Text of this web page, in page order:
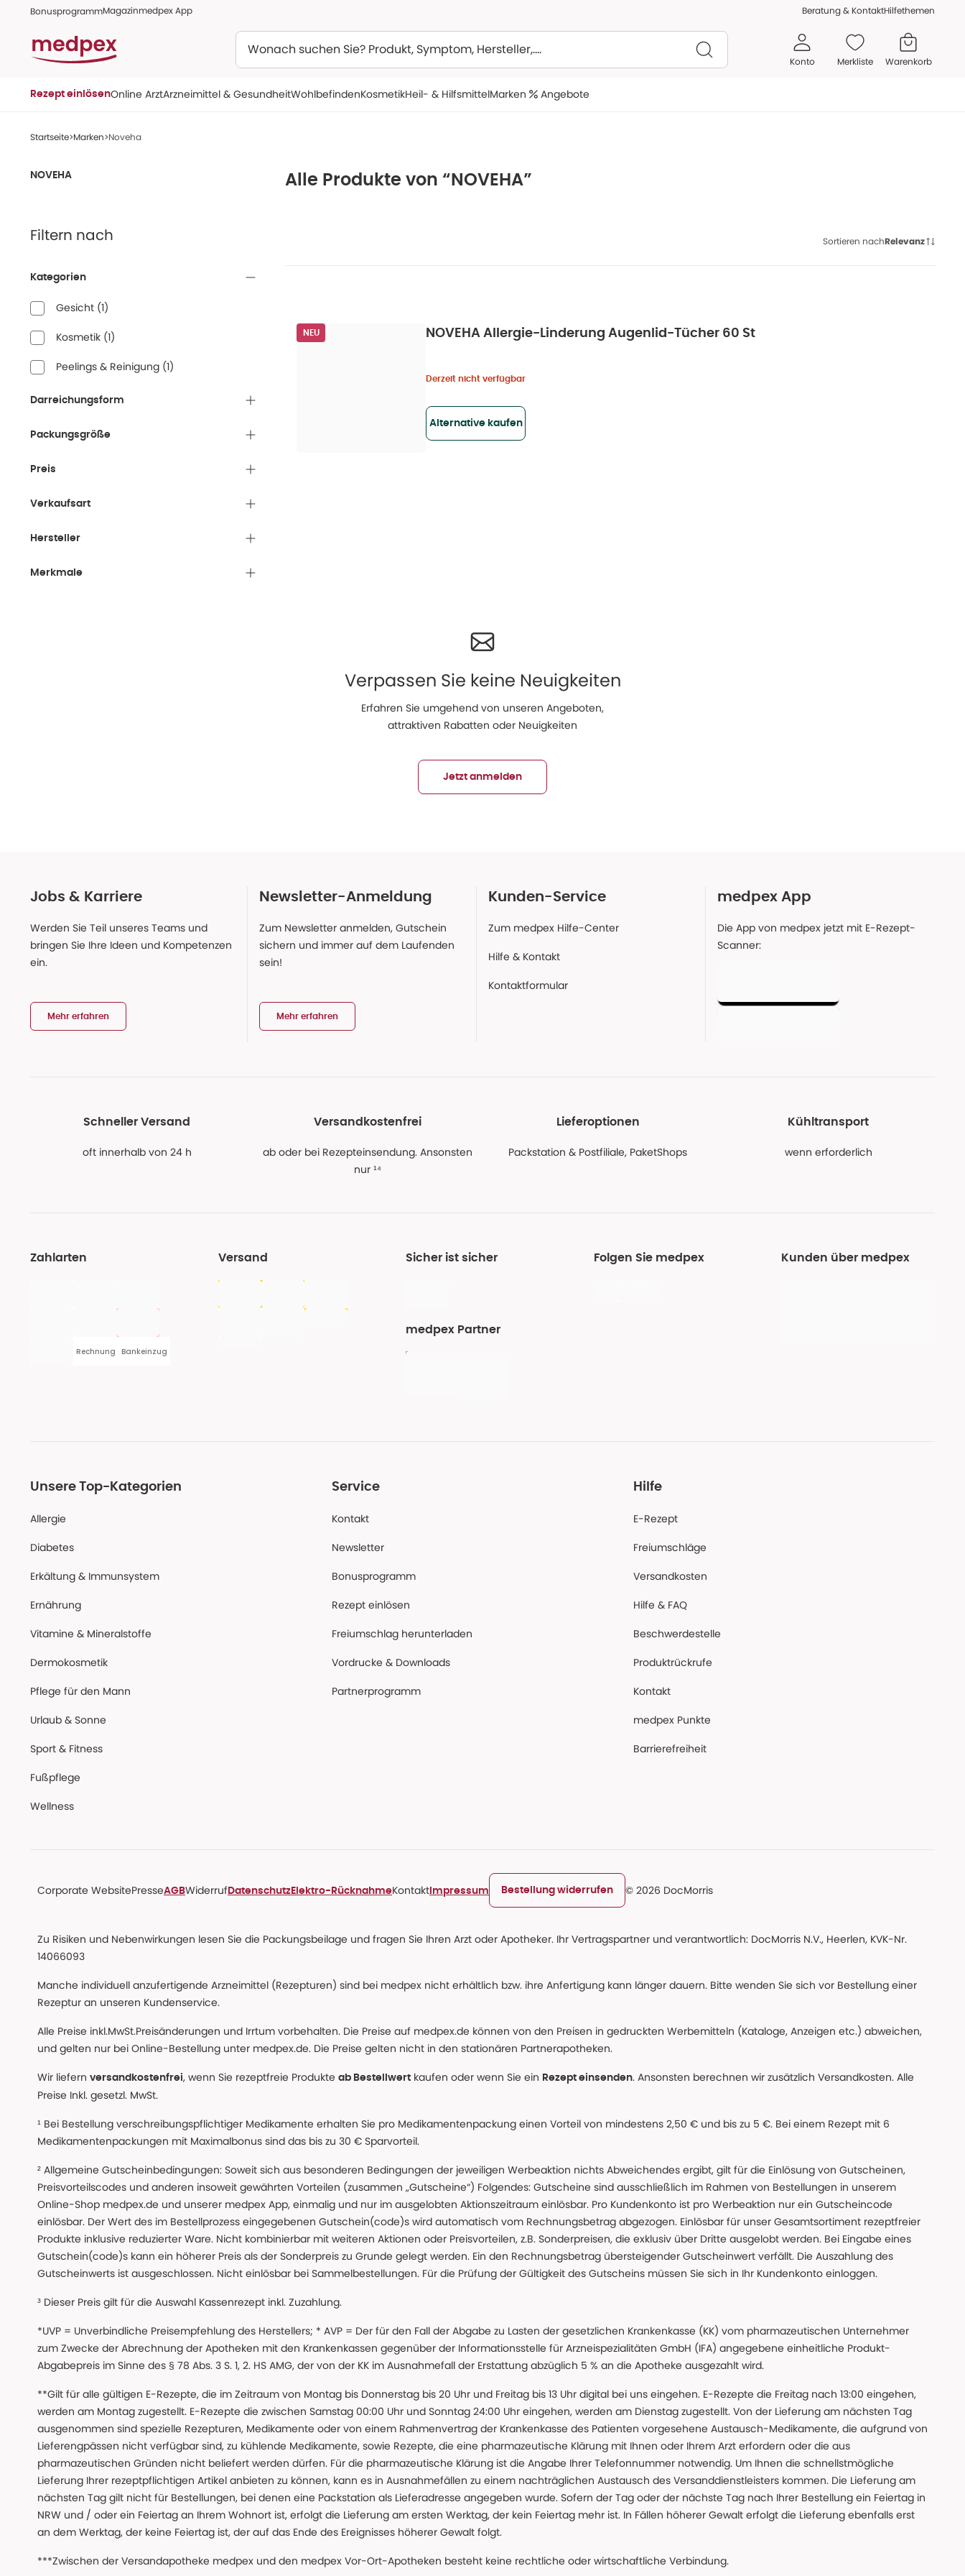
BonusprogrammMagazinmedpex App Beratung & KontaktHilfethemen
Konto Merkliste Warenkorb
Rezept einlösenOnline ArztArzneimittel & GesundheitWohlbefindenKosmetikHeil- & HilfsmittelMarken Angebote
Startseite Marken Noveha
Alle Produkte von “NOVEHA”
NOVEHA
Filtern nach
Kategorien
Gesicht (1)
Kosmetik (1)
Peelings & Reinigung (1)
Darreichungsform
Packungsgröße
Preis
Verkaufsart
Hersteller
Merkmale
Sortieren nachRelevanz
NEU NOVEHA Allergie-Linderung Augenlid-Tücher 60 St
Derzeit nicht verfügbar
Alternative kaufen
Verpassen Sie keine Neuigkeiten
Erfahren Sie umgehend von unseren Angeboten,
attraktiven Rabatten oder Neuigkeiten
Jetzt anmelden
Jobs & Karriere
Werden Sie Teil unseres Teams und
bringen Sie Ihre Ideen und Kompetenzen
ein.
Mehr erfahren
Newsletter-Anmeldung
Zum Newsletter anmelden, Gutschein
sichern und immer auf dem Laufenden
sein!
Mehr erfahren
Kunden-Service
Zum medpex Hilfe-Center
Hilfe & Kontakt
Kontaktformular
medpex App
Die App von medpex jetzt mit E-Rezept-
Scanner:
Schneller Versand
oft innerhalb von 24 h
Versandkostenfrei
ab oder bei Rezepteinsendung. Ansonsten
nur ¹⁴
Lieferoptionen
Packstation & Postfiliale, PaketShops
Kühltransport
wenn erforderlich
Zahlarten
Rechnung Bankeinzug
Versand Sicher ist sicher
medpex Partner
Folgen Sie medpex Kunden über medpex
Unsere Top-Kategorien
Allergie
Diabetes
Erkältung & Immunsystem
Ernährung
Vitamine & Mineralstoffe
Dermokosmetik
Pflege für den Mann
Urlaub & Sonne
Sport & Fitness
Fußpflege
Wellness
Service
Kontakt
Newsletter
Bonusprogramm
Rezept einlösen
Freiumschlag herunterladen
Vordrucke & Downloads
Partnerprogramm
Hilfe
E-Rezept
Freiumschläge
Versandkosten
Hilfe & FAQ
Beschwerdestelle
Produktrückrufe
Kontakt
medpex Punkte
Barrierefreiheit
Corporate WebsitePresseAGBWiderruf Datenschutz Elektro-RücknahmeKontakt Impressum Bestellung widerrufen © 2026 DocMorris
Zu Risiken und Nebenwirkungen lesen Sie die Packungsbeilage und fragen Sie Ihren Arzt oder Apotheker. Ihr Vertragspartner und verantwortlich: DocMorris N.V., Heerlen, KVK-Nr.
14066093
Manche individuell anzufertigende Arzneimittel (Rezepturen) sind bei medpex nicht erhältlich bzw. ihre Anfertigung kann länger dauern. Bitte wenden Sie sich vor Bestellung einer
Rezeptur an unseren Kundenservice.
Alle Preise inkl.MwSt.Preisänderungen und Irrtum vorbehalten. Die Preise auf medpex.de können von den Preisen in gedruckten Werbemitteln (Kataloge, Anzeigen etc.) abweichen,
und gelten nur bei Online-Bestellung unter medpex.de. Die Preise gelten nicht in den stationären Partnerapotheken.
Wir liefern versandkostenfrei, wenn Sie rezeptfreie Produkte ab Bestellwert kaufen oder wenn Sie ein Rezept einsenden. Ansonsten berechnen wir zusätzlich Versandkosten. Alle
Preise Inkl. gesetzl. MwSt.
¹ Bei Bestellung verschreibungspflichtiger Medikamente erhalten Sie pro Medikamentenpackung einen Vorteil von mindestens 2,50 € und bis zu 5 €. Bei einem Rezept mit 6
Medikamentenpackungen mit Maximalbonus sind das bis zu 30 € Sparvorteil.
² Allgemeine Gutscheinbedingungen: Soweit sich aus besonderen Bedingungen der jeweiligen Werbeaktion nichts Abweichendes ergibt, gilt für die Einlösung von Gutscheinen,
Preisvorteilscodes und anderen insoweit gewährten Vorteilen (zusammen „Gutscheine“) Folgendes: Gutscheine sind ausschließlich im Rahmen von Bestellungen in unserem
Online-Shop medpex.de und unserer medpex App, einmalig und nur im ausgelobten Aktionszeitraum einlösbar. Pro Kundenkonto ist pro Werbeaktion nur ein Gutscheincode
einlösbar. Der Wert des im Bestellprozess eingegebenen Gutschein(code)s wird automatisch vom Rechnungsbetrag abgezogen. Einlösbar für unser Gesamtsortiment rezeptfreier
Produkte inklusive reduzierter Ware. Nicht kombinierbar mit weiteren Aktionen oder Preisvorteilen, z.B. Sonderpreisen, die exklusiv über Dritte ausgelobt werden. Bei Eingabe eines
Gutschein(code)s kann ein höherer Preis als der Sonderpreis zu Grunde gelegt werden. Ein den Rechnungsbetrag übersteigender Gutscheinwert verfällt. Die Auszahlung des
Gutscheinwerts ist ausgeschlossen. Nicht einlösbar bei Sammelbestellungen. Für die Prüfung der Gültigkeit des Gutscheins müssen Sie sich in Ihr Kundenkonto einloggen.
³ Dieser Preis gilt für die Auswahl Kassenrezept inkl. Zuzahlung.
*UVP = Unverbindliche Preisempfehlung des Herstellers; * AVP = Der für den Fall der Abgabe zu Lasten der gesetzlichen Krankenkasse (KK) vom pharmazeutischen Unternehmer
zum Zwecke der Abrechnung der Apotheken mit den Krankenkassen gegenüber der Informationsstelle für Arzneispezialitäten GmbH (IFA) angegebene einheitliche Produkt-
Abgabepreis im Sinne des § 78 Abs. 3 S. 1, 2. HS AMG, der von der KK im Ausnahmefall der Erstattung abzüglich 5 % an die Apotheke ausgezahlt wird.
**Gilt für alle gültigen E-Rezepte, die im Zeitraum von Montag bis Donnerstag bis 20 Uhr und Freitag bis 13 Uhr digital bei uns eingehen. E-Rezepte die Freitag nach 13:00 eingehen,
werden am Montag zugestellt. E-Rezepte die zwischen Samstag 00:00 Uhr und Sonntag 24:00 Uhr eingehen, werden am Dienstag zugestellt. Von der Lieferung am nächsten Tag
ausgenommen sind spezielle Rezepturen, Medikamente oder von einem Rahmenvertrag der Krankenkasse des Patienten vorgesehene Austausch-Medikamente, die aufgrund von
Lieferengpässen nicht verfügbar sind, zu kühlende Medikamente, sowie Rezepte, die eine pharmazeutische Klärung mit Ihnen oder Ihrem Arzt erfordern oder die aus
pharmazeutischen Gründen nicht beliefert werden dürfen. Für die pharmazeutische Klärung ist die Angabe Ihrer Telefonnummer notwendig. Um Ihnen die schnellstmögliche
Lieferung Ihrer rezeptpflichtigen Artikel anbieten zu können, kann es in Ausnahmefällen zu einem nachträglichen Austausch des Versanddienstleisters kommen. Die Lieferung am
nächsten Tag gilt nicht für Bestellungen, bei denen eine Packstation als Lieferadresse angegeben wurde. Sofern der Tag oder der nächste Tag nach Ihrer Bestellung ein Feiertag in
NRW und / oder ein Feiertag an Ihrem Wohnort ist, erfolgt die Lieferung am ersten Werktag, der kein Feiertag mehr ist. In Fällen höherer Gewalt erfolgt die Lieferung ebenfalls erst
an dem Werktag, der keine Feiertag ist, der auf das Ende des Ereignisses höherer Gewalt folgt.
***Zwischen der Versandapotheke medpex und den medpex Vor-Ort-Apotheken besteht keine rechtliche oder wirtschaftliche Verbindung.